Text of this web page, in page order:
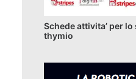
Schede attivita’ per
thymio